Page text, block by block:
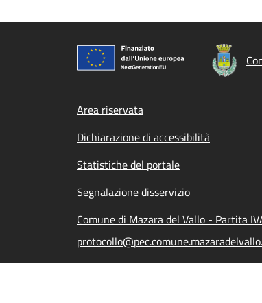
Footer menu
Area riservata
Dichiarazione di accessibilità
Statistiche del portale
Segnalazione disservizio
Comune di Mazara del Vallo - Partita